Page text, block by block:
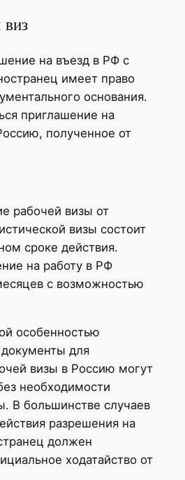
на въезд в РФ с
имеет право
основания.
приглашение на
полученное от
рабочей визы от
визы состоит
сроке действия.
на работу в РФ
с возможностью
особенностью
документы для
визы в Россию могут
необходимости
В большинстве случаев
разрешения на
должен
ходатайство от